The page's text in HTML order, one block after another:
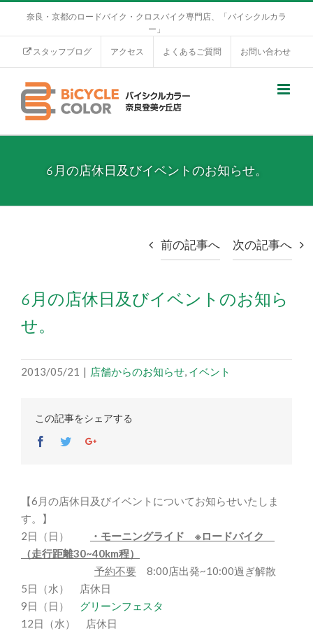
奈良・京都のロードバイク・クロスバイク専門店、「バイシクルカラ
ー」
スタッフブログ アクセス よくあるご質問 お問い合わせ
6月の店休日及びイベントのお知らせ。
前の記事へ 次の記事へ
6月の店休日及びイベントのお知ら
せ。
2013/05/21 | 店舗からのお知らせ, イベント
この記事をシェアする
Facebook
TwitterGoogle+
【6月の店休日及びイベントについてお知らせいたしま
す。】
2日（日）
・モーニングライド ※ロードバイク
（走行距離30~40km程）
予約不要 8:00店出発~10:00過ぎ解散
5日（水） 店休日
9日（日） グリーンフェスタ
12日（水） 店休日